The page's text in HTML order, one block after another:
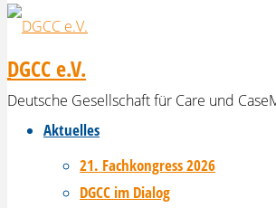
DGCC e.V.
Deutsche Gesellschaft für Care und
Aktuelles
21. Fachkongress 2026
DGCC im Dialog